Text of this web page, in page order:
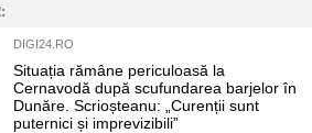
DIGI24.RO
Situația rămâne periculoasă la
Cernavodă după scufundarea barjelor în
Dunăre. Scrioșteanu: „Curenții sunt
puternici și imprevizibili”